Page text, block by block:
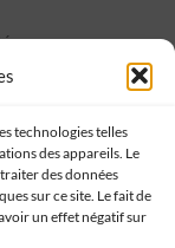
technologies telles
des appareils. Le
des données
sur ce site. Le fait de
un effet négatif sur